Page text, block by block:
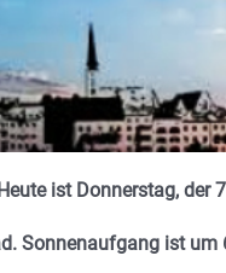
ist Donnerstag, der
Sonnenaufgang ist um